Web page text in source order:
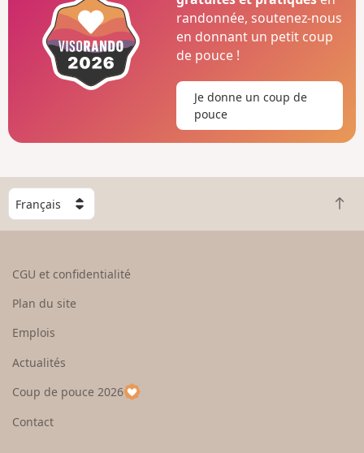
randonnée, soutenez-nous
en donnant un petit coup
de pouce !
Je donne un coup de
pouce
C
h
o
e
u
p
a
R
e
CGU et confidentialité
Plan du site
Emplois
Actualités
Coup de pouce 2026
Contact